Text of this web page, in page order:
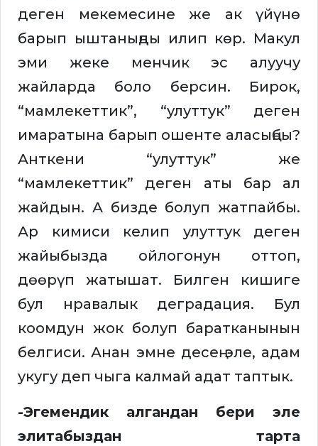
деген мекемесине же ак үйүнө
барып ыштаныңды илип көр. Макул
эми жеке менчик эс алуучу
жайларда боло берсин. Бирок,
“мамлекеттик”, “улуттук” деген
имаратына барып ошенте аласыңбы?
Анткени “улуттук” же
“мамлекеттик” деген аты бар ал
жайдын. А бизде болуп жатпайбы.
Ар кимиси келип улуттук деген
жайыбызда ойлогонун оттоп,
дөөрүп жатышат. Билген кишиге
бул нравалык деградация. Бул
коомдун жок болуп баратканынын
белгиси. Анан эмне десең эле, адам
укугу деп чыга калмай адат таптык.
-Эгемендик алгандан бери эле
элитабыздан тарта